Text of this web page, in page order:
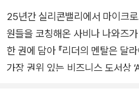
25년간 실리콘밸리에서 마이크
원들을 코칭해온 사비나 나와즈
한 권에 담아 『리더의 멘탈은 달
가장 권위 있는 비즈니스 도서상